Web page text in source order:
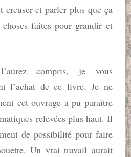
creuser et parler plus que ça
faites pour grandir et
compris, je vous
l’achat de ce livre. Je ne
cet ouvrage a pu paraître
relevées plus haut. Il
de possibilité pour faire
Un vrai travail aurait